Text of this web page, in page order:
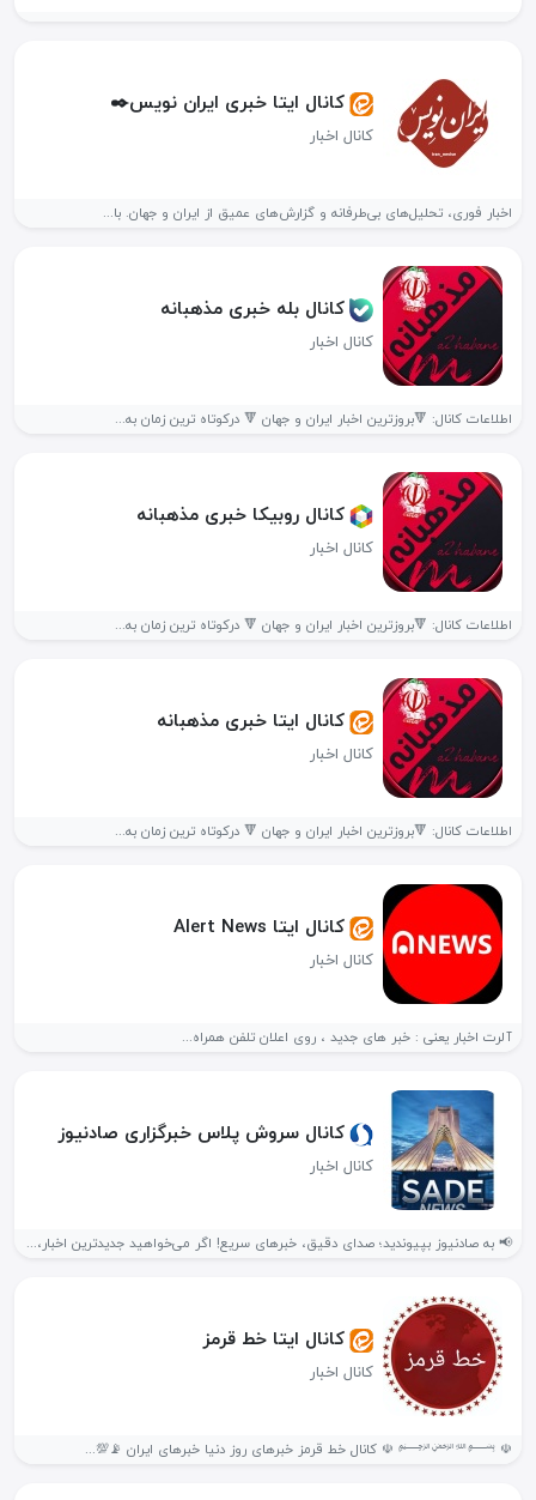
کانال ایتا خبری ایران نویس✒️
کانال اخبار
اخبار فوری، تحلیل‌های بی‌طرفانه و گزارش‌های عمیق از ایران و جهان. با...
کانال بله خبری مذهبانه
کانال اخبار
اطلاعات کانال: 🔻بروزترین اخبار ایران و جهان 🔻 درکوتاه ترین زمان به...
کانال روبیکا خبری مذهبانه
کانال اخبار
اطلاعات کانال: 🔻بروزترین اخبار ایران و جهان 🔻 درکوتاه ترین زمان به...
کانال ایتا خبری مذهبانه
کانال اخبار
اطلاعات کانال: 🔻بروزترین اخبار ایران و جهان 🔻 درکوتاه ترین زمان به...
کانال ایتا Alert News
کانال اخبار
آلرت اخبار یعنی : خبر های جدید ، روی اعلان تلفن همراه...
کانال سروش پلاس خبرگزاری صادنیوز
کانال اخبار
📢 به صادنیوز بپیوندید؛ صدای دقیق، خبرهای سریع! اگر می‌خواهید جدیدترین اخبار،...
کانال ایتا خط قرمز
کانال اخبار
☫ ﷽ ☫ کانال خط قرمز خبرهای روز دنیا خبرهای ایران 📡💯...